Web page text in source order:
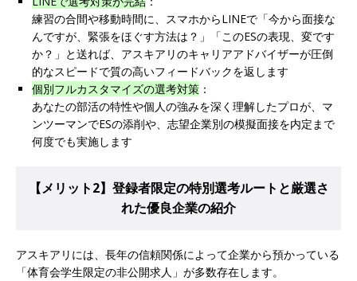
ーゴー
体育会積極採用企業
[ 2026年5月14日 ]
【 28卒 】 NTTドコモグルー
プと電通グループの傘下 ｜ 初任給40万 ｜ 人よ
り速く、高い成長を求める人には超魅力的な挑戦
環境!! ｜ 日本で初めてインターネット広告事業を
体育会積極採用企業
[ 2026年5月14日 ] 【 28卒 ｜ 体験型インターン
療機関向け広告・人材営業 ｜ 未経験からコンサ
練習の合間や移動時間に、スマホからLINEで「今から面接な
んですが、緊張をほぐす方法は？」「このESの表現、変です
か？」と送れば、アスキアリのキャリアアドバイザーが圧倒
的なスピードで質の高いフィードバックを返します
個別フルカスタマイズの選考対策 ：
あなたの部活の特性や個人の強みを深く理解したプロが、マ
ンツーマンでESの添削や、志望企業別の模擬面接を内定まで
何度でも実施します
【メリット2】登録者限定の特別選考ルートと厳選さ
れた優良企業の紹介
アスキアリには、長年の信頼関係によって企業から預かっている
「体育会学生限定の非公開求人」が多数存在します。